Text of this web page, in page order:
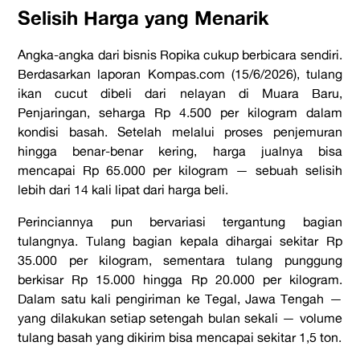
Selisih Harga yang Menarik
Angka-angka dari bisnis Ropika cukup berbicara sendiri.
Berdasarkan laporan Kompas.com (15/6/2026), tulang
ikan cucut dibeli dari nelayan di Muara Baru,
Penjaringan, seharga Rp 4.500 per kilogram dalam
kondisi basah. Setelah melalui proses penjemuran
hingga benar-benar kering, harga jualnya bisa
mencapai Rp 65.000 per kilogram — sebuah selisih
lebih dari 14 kali lipat dari harga beli.
Perinciannya pun bervariasi tergantung bagian
tulangnya. Tulang bagian kepala dihargai sekitar Rp
35.000 per kilogram, sementara tulang punggung
berkisar Rp 15.000 hingga Rp 20.000 per kilogram.
Dalam satu kali pengiriman ke Tegal, Jawa Tengah —
yang dilakukan setiap setengah bulan sekali — volume
tulang basah yang dikirim bisa mencapai sekitar 1,5 ton.